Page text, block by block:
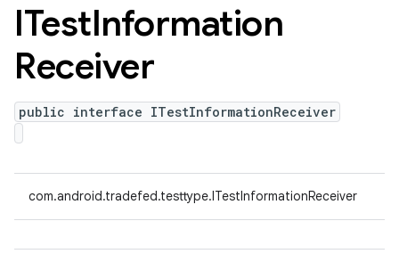
ITestInformation
Receiver
public interface ITestInformationReceiver
com.android.tradefed.testtype.ITestInformationReceiver